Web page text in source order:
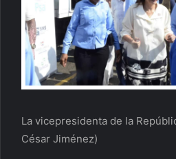
La vicepresidenta de la
César Jiménez)